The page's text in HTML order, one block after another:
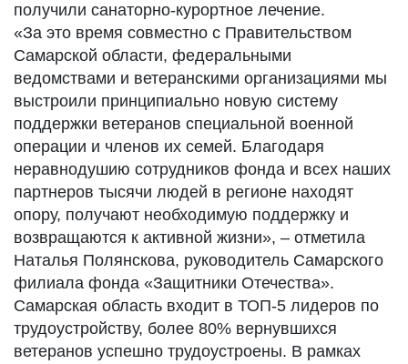
получили санаторно-курортное лечение.
«За это время совместно с Правительством
Самарской области, федеральными
ведомствами и ветеранскими организациями мы
выстроили принципиально новую систему
поддержки ветеранов специальной военной
операции и членов их семей. Благодаря
неравнодушию сотрудников фонда и всех наших
партнеров тысячи людей в регионе находят
опору, получают необходимую поддержку и
возвращаются к активной жизни», – отметила
Наталья Полянскова, руководитель Самарского
филиала фонда «Защитники Отечества».
Самарская область входит в ТОП-5 лидеров по
трудоустройству, более 80% вернувшихся
ветеранов успешно трудоустроены. В рамках